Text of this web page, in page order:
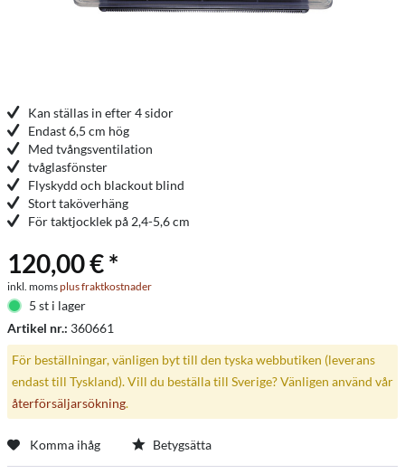
Kan ställas in efter 4 sidor
Endast 6,5 cm hög
Med tvångsventilation
tvåglasfönster
Flyskydd och blackout blind
Stort taköverhäng
För taktjocklek på 2,4-5,6 cm
120,00 € *
inkl. momsplus fraktkostnader
5 st i lager
Artikel nr.: 360661
För beställningar, vänligen byt till den tyska webbutiken (leverans
endast till Tyskland). Vill du beställa till Sverige? Vänligen använd vår
återförsäljarsökning.
Komma ihåg Betygsätta